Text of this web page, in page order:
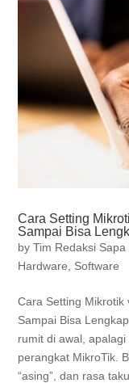
Cara Setting
Sampai Bisa
byTim Redaksi Sapa
Hardware
Software
Cara Setting Mikrotik
Sampai Bisa
rumit di awal,
perangkat MikroTik.
“asing”, dan rasa